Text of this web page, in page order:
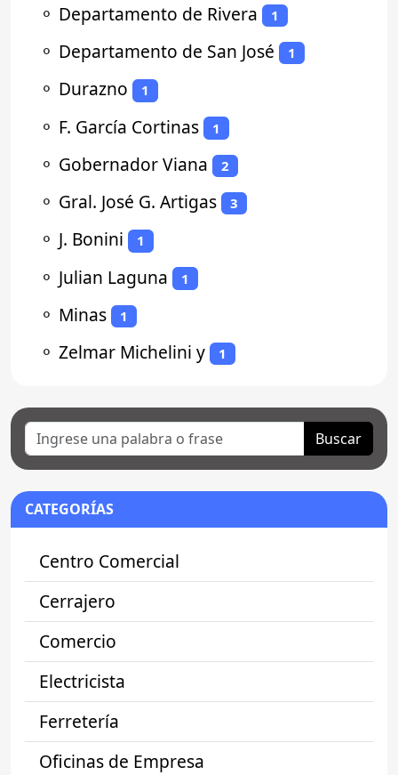
⚬ Departamento de Rivera 1
⚬ Departamento de San José 1
⚬ Durazno 1
⚬ F. García Cortinas 1
⚬ Gobernador Viana 2
⚬ Gral. José G. Artigas 3
⚬ J. Bonini 1
⚬ Julian Laguna 1
⚬ Minas 1
⚬ Zelmar Michelini y 1
Buscar
CATEGORÍAS
Centro Comercial
Cerrajero
Comercio
Electricista
Ferretería
Oficinas de Empresa